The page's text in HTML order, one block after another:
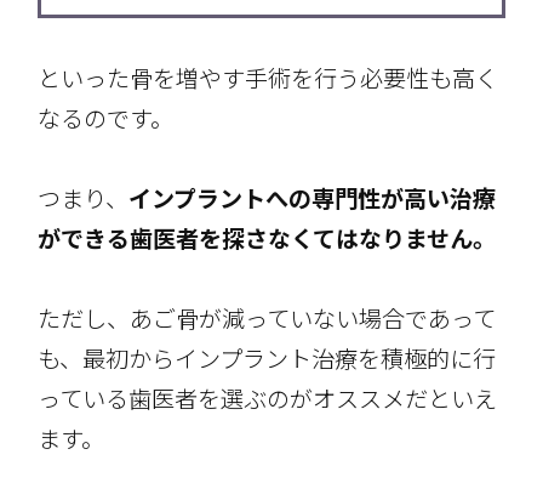
といった骨を増やす手術を行う必要性も高く
なるのです。
つまり、 インプラントへの専門性が高い治療
ができる歯医者を探さなくてはなりません。
ただし、あご骨が減っていない場合であって
も、最初からインプラント治療を積極的に行
っている歯医者を選ぶのがオススメだといえ
ます。